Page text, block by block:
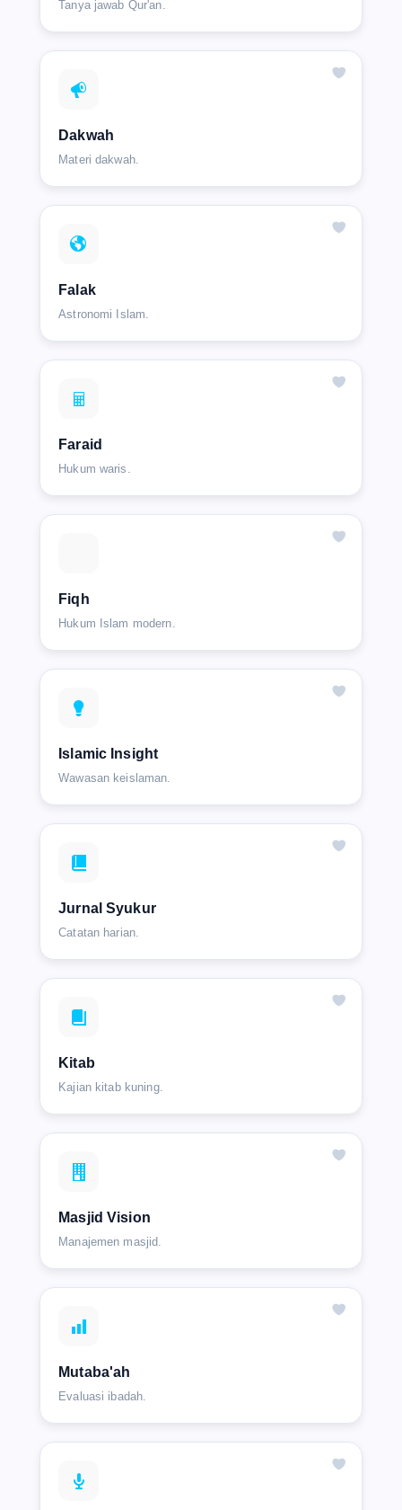
Tanya jawab Qur'an.
Dakwah
Materi dakwah.
Falak
Astronomi Islam.
Faraid
Hukum waris.
Fiqh
Hukum Islam modern.
Islamic Insight
Wawasan keislaman.
Jurnal Syukur
Catatan harian.
Kitab
Kajian kitab kuning.
Masjid Vision
Manajemen masjid.
Mutaba'ah
Evaluasi ibadah.